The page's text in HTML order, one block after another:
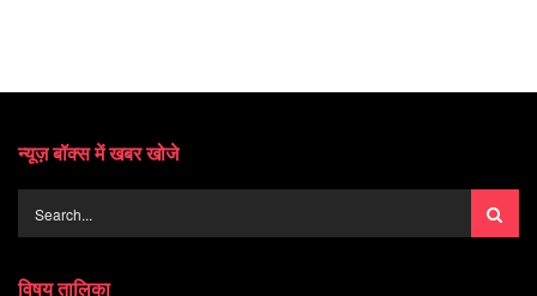
न्यूज़ बॉक्स में खबर खोजे
विषय तालिका